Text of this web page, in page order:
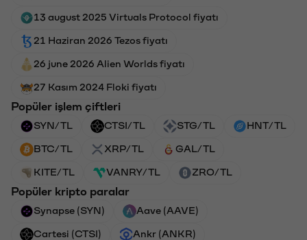
13 august 2025 Virtuals Protocol fiyatı
21 Haziran 2026 Tezos fiyatı
26 june 2026 Alien Worlds fiyatı
27 Kasım 2024 Floki fiyatı
Popüler işlem çiftleri
SYN/TL CTSI/TL STG/TL HNT/TL
BTC/TL XRP/TL GAL/TL
KITE/TL VANRY/TL ZRO/TL
Popüler kripto paralar
Synapse (SYN) Aave (AAVE)
Cartesi (CTSI) Ankr (ANKR)